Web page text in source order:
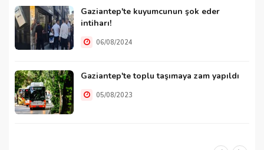
Gaziantep'te kuyumcunun şok eder
intiharı!
06/08/2024
Gaziantep'te toplu taşımaya zam yapıldı
05/08/2023